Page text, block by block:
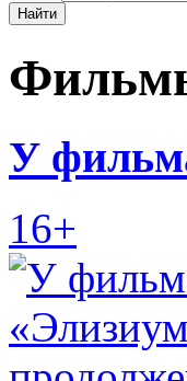
Найти
У
16+